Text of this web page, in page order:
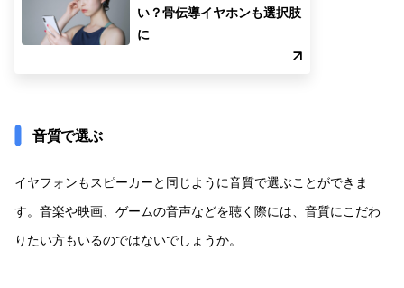
い？骨伝導イヤホンも選択肢
に
音質で選ぶ
イヤフォンもスピーカーと同じように音質で選ぶことができま
す。音楽や映画、ゲームの音声などを聴く際には、音質にこだわ
りたい方もいるのではないでしょうか。